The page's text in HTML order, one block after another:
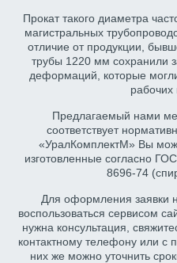
Прокат такого диаметра
магистральных
отличие от продукции,
трубы 1220 мм сохранили
деформаций, которые
рабочих
Предлагаемый нами
соответствует
«УралКомплектМ» Вы
изготовленные согласно
8696-74
Для оформления заявки
воспользоваться сервисом
нужна консультация,
контактному телефону или с
них же можно уточнить